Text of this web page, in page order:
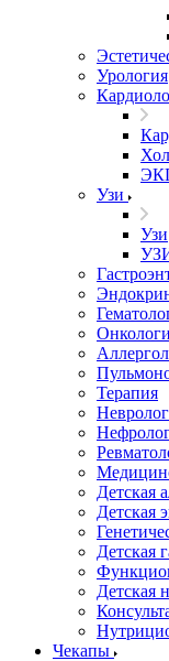
Урология
Узи
Узи
Терапия
Детская
Детская
Детская
Детская
Чекапы